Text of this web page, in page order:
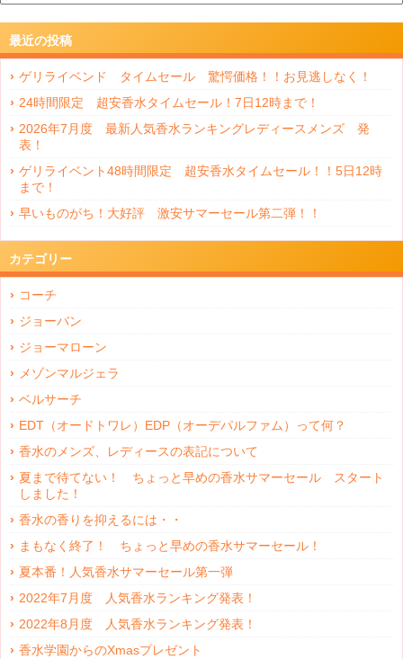
最近の投稿
ゲリライベンド タイムセール 驚愕価格！！お見逃しなく！
24時間限定 超安香水タイムセール！7日12時まで！
2026年7月度 最新人気香水ランキングレディースメンズ 発
表！
ゲリライベント48時間限定 超安香水タイムセール！！5日12時
まで！
早いものがち！大好評 激安サマーセール第二弾！！
カテゴリー
コーチ
ジョーバン
ジョーマローン
メゾンマルジェラ
ベルサーチ
EDT（オードトワレ）EDP（オーデパルファム）って何？
香水のメンズ、レディースの表記について
夏まで待てない！ ちょっと早めの香水サマーセール スタート
しました！
香水の香りを抑えるには・・
まもなく終了！ ちょっと早めの香水サマーセール！
夏本番！人気香水サマーセール第一弾
2022年7月度 人気香水ランキング発表！
2022年8月度 人気香水ランキング発表！
香水学園からのXmasプレゼント